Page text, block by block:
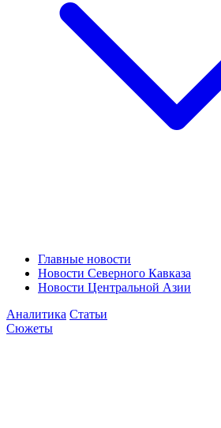
Главные новости
Новости Северного Кавказа
Новости Центральной Азии
Аналитика Статьи
Сюжеты